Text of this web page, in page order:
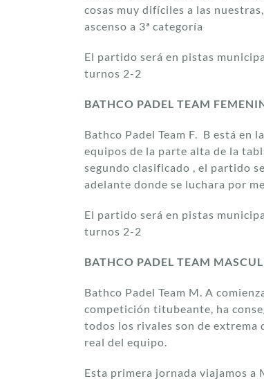
cosas muy difíciles a las
ascenso a 3ª categoría
El partido será en pistas
turnos 2-2
BATHCO PADEL TEAM
Bathco Padel Team F. B está en
equipos de la parte alta de la
segundo clasificado , el partido
adelante donde se luchara por
El partido será en pistas
turnos 2-2
BATHCO PADEL TEAM
Bathco Padel Team M. A
competición titubeante, ha
todos los rivales son de
real del equipo.
Esta primera jornada viajamos a